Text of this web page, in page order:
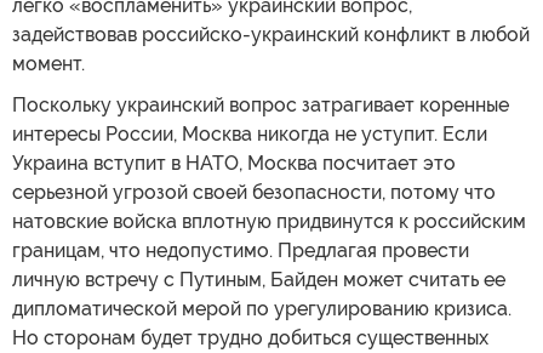
легко «воспламенить» украинский вопрос,
задействовав российско-украинский конфликт в любой
момент.
Поскольку украинский вопрос затрагивает коренные
интересы России, Москва никогда не уступит. Если
Украина вступит в НАТО, Москва посчитает это
серьезной угрозой своей безопасности, потому что
натовские войска вплотную придвинутся к российским
границам, что недопустимо. Предлагая провести
личную встречу с Путиным, Байден может считать ее
дипломатической мерой по урегулированию кризиса.
Но сторонам будет трудно добиться существенных